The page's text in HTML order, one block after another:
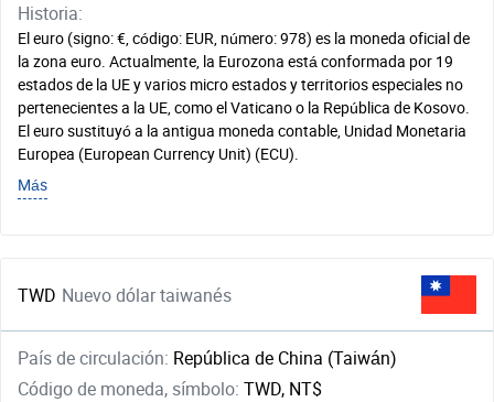
Historia:
El euro (signo: €, código: EUR, número: 978) es la moneda oficial de
la zona euro. Actualmente, la Eurozona está conformada por 19
estados de la UE y varios micro estados y territorios especiales no
pertenecientes a la UE, como el Vaticano o la República de Kosovo.
El euro sustituyó a la antigua moneda contable, Unidad Monetaria
Europea (European Currency Unit) (ECU).
Más
TWD Nuevo dólar taiwanés
País de circulación: República de China (Taiwán)
Código de moneda, símbolo: TWD, NT$